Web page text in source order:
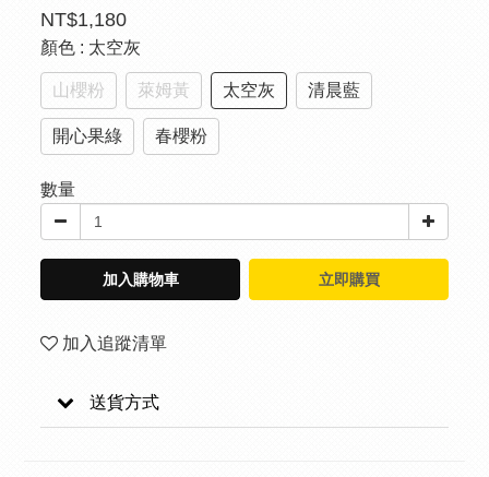
NT$1,180
顏色 : 太空灰
山櫻粉 萊姆黃 太空灰 清晨藍
開心果綠 春櫻粉
數量
加入購物車 立即購買
加入追蹤清單
送貨方式